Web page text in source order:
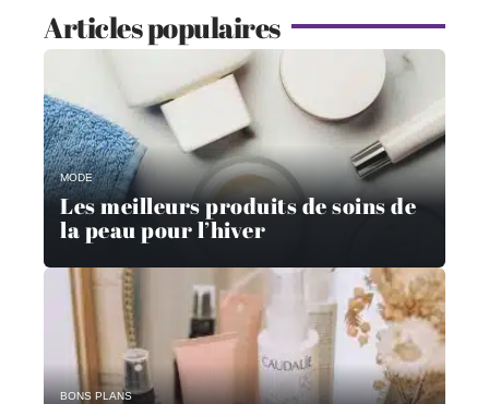
Articles populaires
MODE
Les meilleurs produits de soins de
la peau pour l’hiver
BONS PLANS